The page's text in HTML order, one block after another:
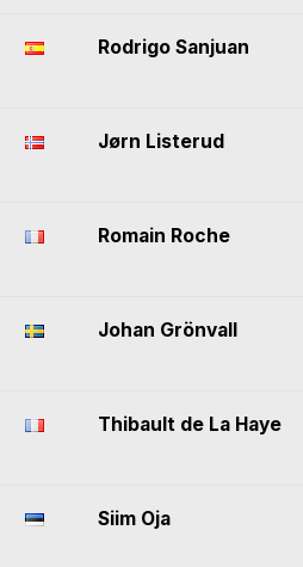
Rodrigo Sanjuan
Jørn Listerud
Romain Roche
Johan Grönvall
Thibault de La Haye
Siim Oja